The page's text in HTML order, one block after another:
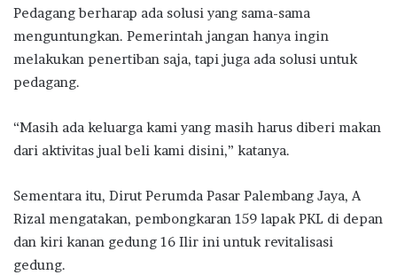
Pedagang berharap ada solusi yang sama-sama
menguntungkan. Pemerintah jangan hanya ingin
melakukan penertiban saja, tapi juga ada solusi untuk
pedagang.
“Masih ada keluarga kami yang masih harus diberi makan
dari aktivitas jual beli kami disini,” katanya.
Sementara itu, Dirut Perumda Pasar Palembang Jaya, A
Rizal mengatakan, pembongkaran 159 lapak PKL di depan
dan kiri kanan gedung 16 Ilir ini untuk revitalisasi
gedung.